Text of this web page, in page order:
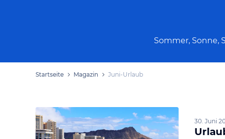
Sommer, Sonne,
Startseite Magazin Juni-Urlaub
30. Juni